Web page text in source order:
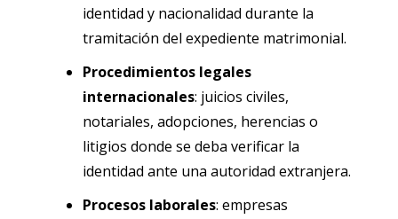
identidad y nacionalidad durante la
tramitación del expediente matrimonial.
Procedimientos legales
internacionales: juicios civiles,
notariales, adopciones, herencias o
litigios donde se deba verificar la
identidad ante una autoridad extranjera.
Procesos laborales: empresas